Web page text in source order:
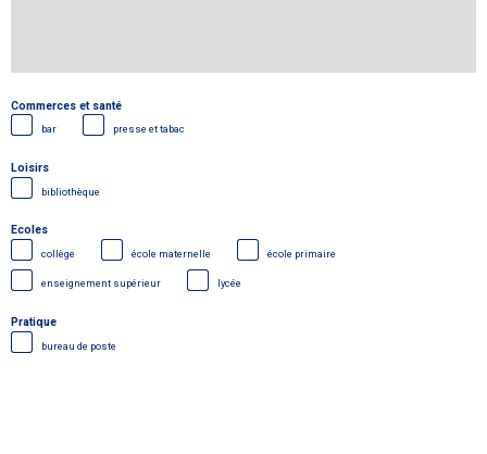
Commerces et santé
bar presse et tabac
Loisirs
bibliothèque
Ecoles
collège école maternelle école primaire
enseignement supérieur lycée
Pratique
bureau de poste